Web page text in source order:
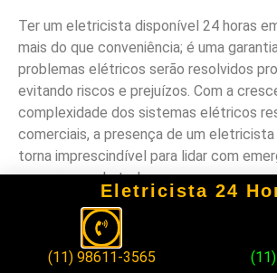
Ter um eletricista disponível 24 horas
mais do que conveniência; é uma
problemas elétricos serão resolvidos
evitando riscos e prejuízos. Com a
complexidade dos sistemas elétricos
comerciais, a presença de um
torna imprescindível para lidar com
a segurança de todos.
O objetivo deste artigo é destacar a
um eletricista 24 horas em Dos Finco e
serviços oferecidos por esses
Eletricista 24
(11) 98611-3565